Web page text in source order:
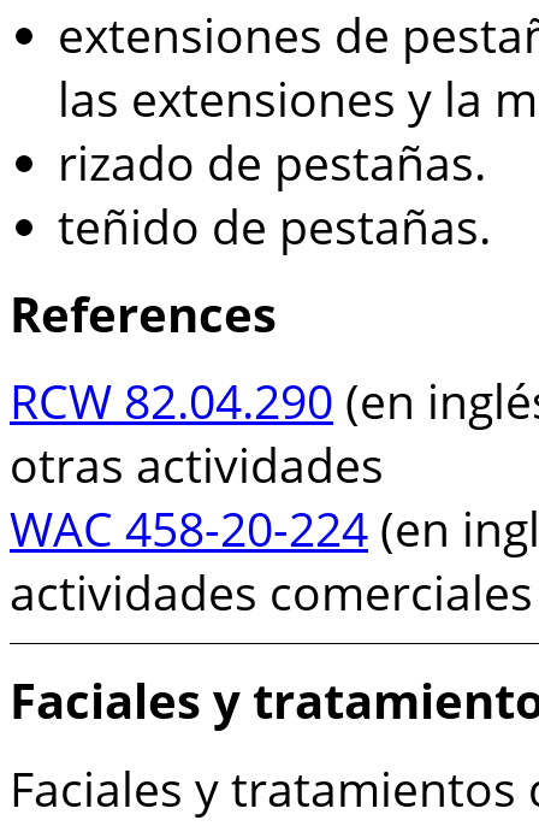
extensiones de
las extensiones y la
rizado de pestañas.
teñido de pestañas.
References
RCW 82.04.290 (en
otras actividades
WAC 458-20-224 (en
actividades comerciales
Faciales y
Faciales y